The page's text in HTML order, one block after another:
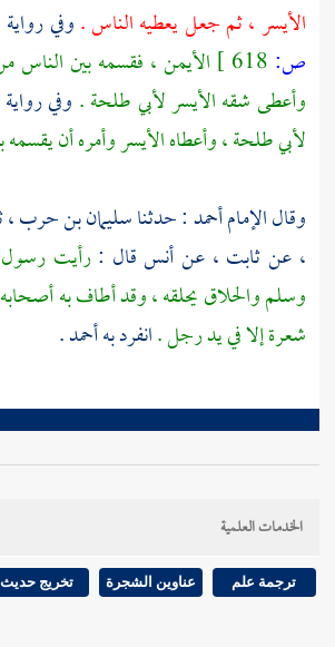
الأيسر ، ثم جعل يعطيه الناس .وفي
ص:
الأيمن ، فقسمه بين
وأعطى شقه الأيسرلأبي طلحة. وفي
لأبي طلحة، وأعطاه الأيسر وأمره أن
وقال الإمامأحمد: حدثناسليمان بن حرب،
، عنثابت ، عنأنسقال :رأيت رسول
وسلم والحلاق يحلقه ، وقد أطاف به
شعرة إلا في يد رجل .انفرد بهأحمد.
الخدمات العلمية
ترجمة علم عناوين الشجرة تخريج حديث